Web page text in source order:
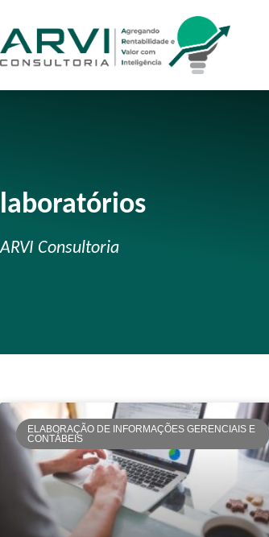
laboratórios
ARVI Consultoria
ELABORAÇÃO DE INFORMAÇÕES GERENCIAIS E
CONTÁBEIS